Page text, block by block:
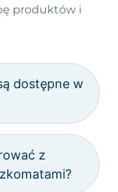
produktów i
dostępne w
z